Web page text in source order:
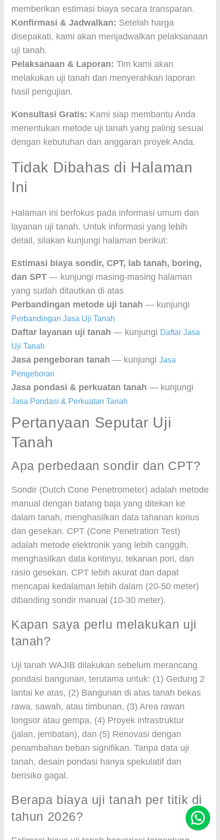
memberikan estimasi biaya secara transparan.
Konfirmasi & Jadwalkan: Setelah harga
disepakati, kami akan menjadwalkan pelaksanaan
uji tanah.
Pelaksanaan & Laporan: Tim kami akan
melakukan uji tanah dan menyerahkan laporan
hasil pengujian.
Konsultasi Gratis: Kami siap membantu Anda
menentukan metode uji tanah yang paling sesuai
dengan kebutuhan dan anggaran proyek Anda.
Tidak Dibahas di Halaman
Ini
Halaman ini berfokus pada informasi umum dan
layanan uji tanah. Untuk informasi yang lebih
detail, silakan kunjungi halaman berikut:
Estimasi biaya sondir, CPT, lab tanah, boring,
dan SPT — kunjungi masing-masing halaman
yang sudah ditautkan di atas
Perbandingan metode uji tanah — kunjungi
Perbandingan Jasa Uji Tanah
Daftar layanan uji tanah — kunjungi Daftar Jasa
Uji Tanah
Jasa pengeboran tanah — kunjungi Jasa
Pengeboran
Jasa pondasi & perkuatan tanah — kunjungi
Jasa Pondasi & Perkuatan Tanah
Pertanyaan Seputar Uji
Tanah
Apa perbedaan sondir dan CPT?
Sondir (Dutch Cone Penetrometer) adalah metode
manual dengan batang baja yang ditekan ke
dalam tanah, menghasilkan data tahanan konus
dan gesekan. CPT (Cone Penetration Test)
adalah metode elektronik yang lebih canggih,
menghasilkan data kontinyu, tekanan pori, dan
rasio gesekan. CPT lebih akurat dan dapat
mencapai kedalaman lebih dalam (20-50 meter)
dibanding sondir manual (10-30 meter).
Kapan saya perlu melakukan uji
tanah?
Uji tanah WAJIB dilakukan sebelum merancang
pondasi bangunan, terutama untuk: (1) Gedung 2
lantai ke atas, (2) Bangunan di atas tanah bekas
rawa, sawah, atau timbunan, (3) Area rawan
longsor atau gempa, (4) Proyek infrastruktur
(jalan, jembatan), dan (5) Renovasi dengan
penambahan beban signifikan. Tanpa data uji
tanah, desain pondasi hanya spekulatif dan
berisiko gagal.
Berapa biaya uji tanah per titik di
tahun 2026?